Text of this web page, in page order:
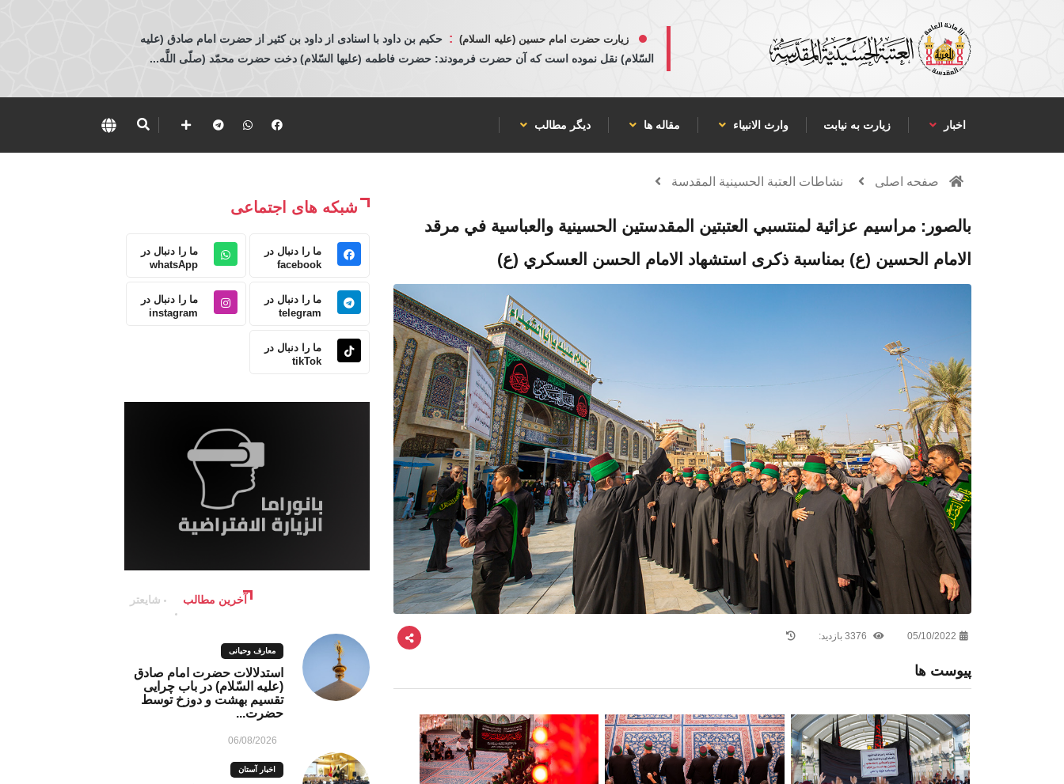
زیارت حضرت امام حسین (علیه السلام) : حكيم بن داود با اسنادی از داود بن كثير از حضرت امام صادق (عليه
السّلام) نقل نموده است كه آن حضرت فرمودند: حضرت فاطمه (عليها السّلام) دخت حضرت محمّد (صلّى اللَّه...
اخبار زیارت به نیابت وارث الانبياء مقاله ها دیگر مطالب
صفحه اصلی نشاطات العتبة الحسينية المقدسة
بالصور: مراسيم عزائية لمنتسبي العتبتين المقدستين الحسينية والعباسية في مرقد
الامام الحسين (ع) بمناسبة ذكرى استشهاد الامام الحسن العسكري (ع)
05/10/2022
پیوست ها
شبکه های اجتماعی
ما را دنبال در
facebook
ما را دنبال در
whatsApp
ما را دنبال در
telegram
ما را دنبال در
instagram
ما را دنبال در
tikTok
آخرین مطالب شایعتر
معارف وحیانی
استدلالات حضرت امام صادق
(علیه السّلام) در باب چرایی
تقسیم بهشت و دوزخ توسط
حضرت...
06/08/2026
اخبار آستان